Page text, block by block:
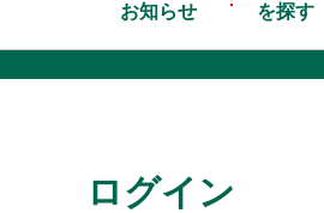
お知らせ
を探す
ログイン